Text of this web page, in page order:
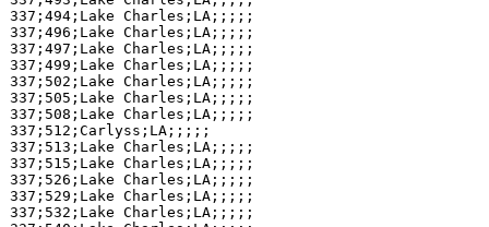
337;494;Lake Charles;LA;;;;;
337;496;Lake Charles;LA;;;;;
337;497;Lake Charles;LA;;;;;
337;499;Lake Charles;LA;;;;;
337;502;Lake Charles;LA;;;;;
337;505;Lake Charles;LA;;;;;
337;508;Lake Charles;LA;;;;;
337;512;Carlyss;LA;;;;;
337;513;Lake Charles;LA;;;;;
337;515;Lake Charles;LA;;;;;
337;526;Lake Charles;LA;;;;;
337;529;Lake Charles;LA;;;;;
337;532;Lake Charles;LA;;;;;